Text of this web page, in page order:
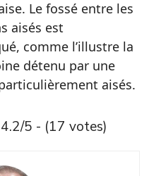
Le fossé entre les
aisés est
comme l’illustre la
détenu par une
aisés.
4.2/5 - (17 votes)